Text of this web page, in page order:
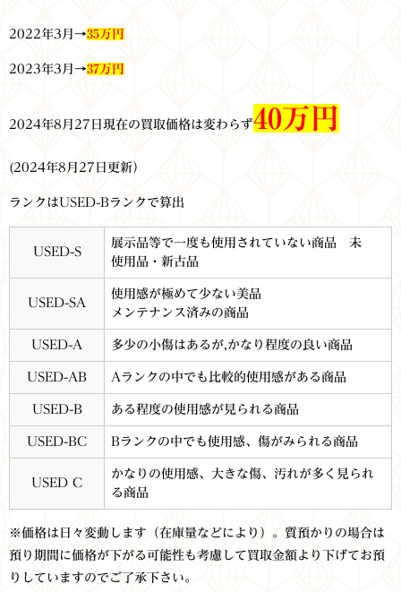
2022年3月→35万円
2023年3月→37万円
2024年8月27日現在の買取価格は変わらず40万円
(2024年8月27日更新）
ランクはUSED-Bランクで算出
USED-S
展示品等で一度も使用されていない商品 未
使用品・新古品
USED-SA
使用感が極めて少ない美品
メンテナンス済みの商品
USED-A 多少の小傷はあるが,かなり程度の良い商品
USED-AB Aランクの中でも比較的使用感がある商品
USED-B ある程度の使用感が見られる商品
USED-BC Bランクの中でも使用感、傷がみられる商品
USED C
かなりの使用感、大きな傷、汚れが多く見られ
る商品
※価格は日々変動します（在庫量などにより）。質預かりの場合は
預り期間に価格が下がる可能性も考慮して買取金額より下げてお預
りしていますのでご了承下さい。